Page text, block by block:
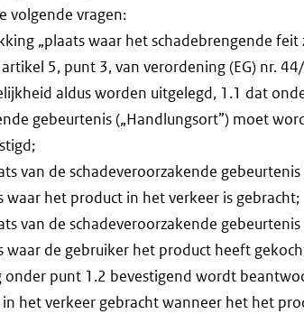
volgende vragen:
„plaats waar het schadebrengende
5, punt 3, van verordening (EG) nr.
aldus worden uitgelegd, 1.1 dat
gebeurtenis („Handlungsort”) moet
van de schadeveroorzakende
waar het product in het verkeer is gebracht;
van de schadeveroorzakende
waar de gebruiker het product heeft
onder punt 1.2 bevestigend wordt
het verkeer gebracht wanneer het het